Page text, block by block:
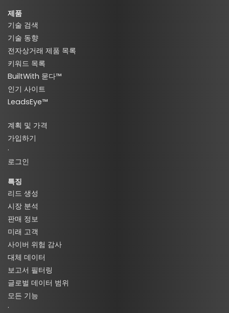
제품
기술 검색
기술 동향
전자상거래 제품 목록
키워드 목록
BuiltWith 묻다™
인기 사이트
LeadsEye™
계획 및 가격
가입하기
·
로그인
특징
리드 생성
시장 분석
판매 정보
미래 고객
사이버 위험 감사
대체 데이터
보고서 필터링
글로벌 데이터 범위
모든 기능
·